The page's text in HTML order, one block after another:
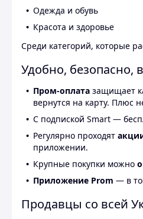
Одежда и обувь
Красота и здоровье
Среди категорий, которые
Удобно, безопасно,
Пром-оплата защищает
вернутся на карту. Плюс
С подпиской Smart —
Регулярно проходят
приложении.
Крупные покупки можно
Приложение Prom — в
Продавцы со всей